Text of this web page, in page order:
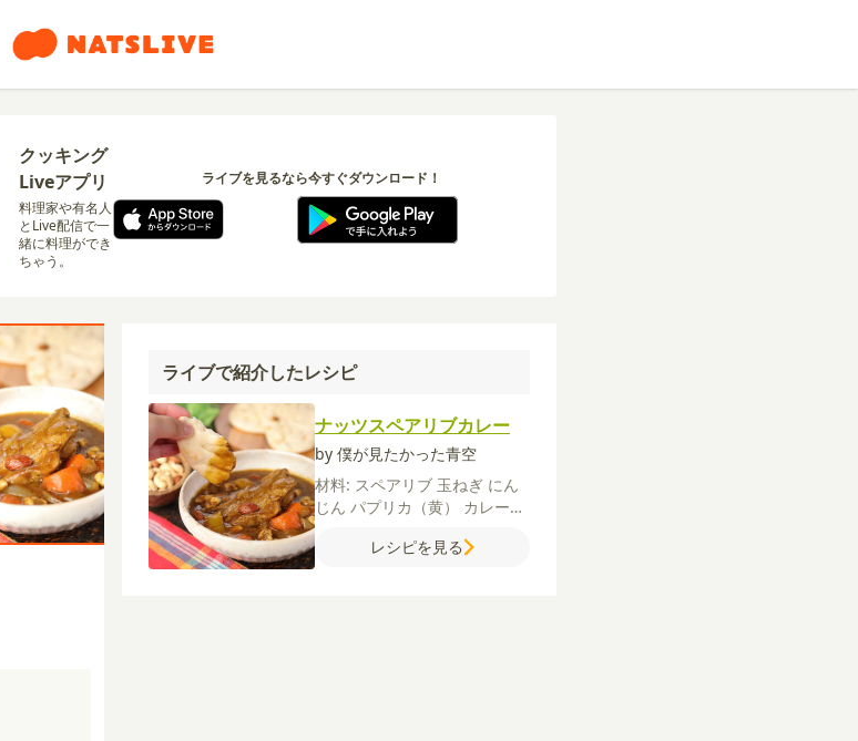
クッキング
Liveアプリ
料理家や有名人
とLive配信で一
緒に料理ができ
ちゃう。
ライブを見るなら今すぐダウンロード！
ライブで紹介したレシピ
ナッツスペアリブカレー
by 僕が見たかった青空
材料: スペアリブ 玉ねぎ にん
じん パプリカ（黄）
カレール
粗びき黒こしょうサラダ油
レシピを見る